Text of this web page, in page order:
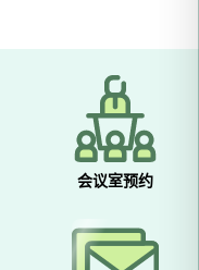
会议室预约